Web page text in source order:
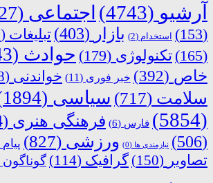
آرشیو (4743) اجتماعی (2727)
(153)
استخدام (2) بازار (403) تبلیغات (123)
(165)
تکنولوژی (179) حوادث (2343)
خاص (392) خبر فوری (11) خواندنی (148)
سلامت (717) سیاسی (1894)
(5854)
فارس (6) فرهنگی هنری (484)
(506)
نیازمندی ها (0) ورزشی (827) پیام
تصاویر (150) گرافیک (114) گوناگون